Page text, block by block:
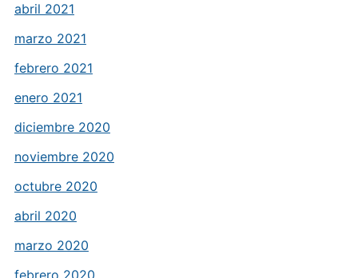
abril 2021
marzo 2021
febrero 2021
enero 2021
diciembre 2020
noviembre 2020
octubre 2020
abril 2020
marzo 2020
febrero 2020